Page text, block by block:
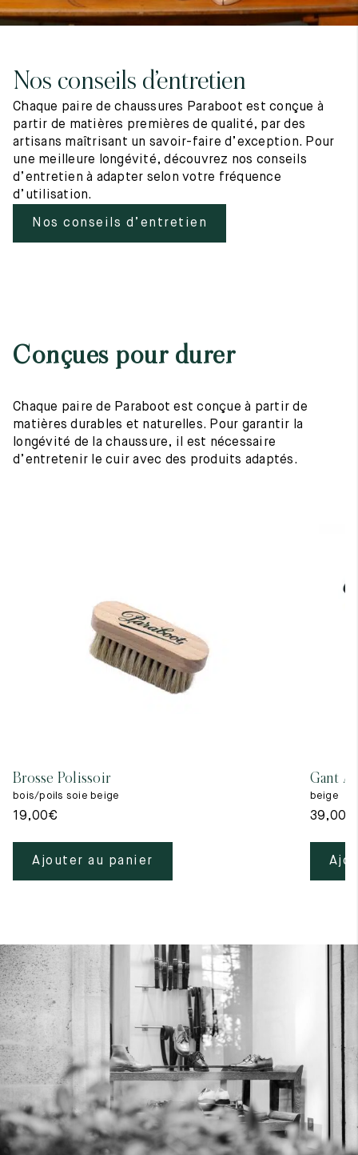
Nos conseils d’entretien
Chaque paire de chaussures Paraboot est conçue à
partir de matières premières de qualité, par des
artisans maîtrisant un savoir-faire d’exception. Pour
une meilleure longévité, découvrez nos conseils
d’entretien à adapter selon votre fréquence
d’utilisation.
Nos conseils d’entretien
Conçues pour durer
Chaque paire de Paraboot est conçue à partir de
matières durables et naturelles. Pour garantir la
longévité de la chaussure, il est nécessaire
d’entretenir le cuir avec des produits adaptés.
Brosse Polissoir
bois/poils soie beige
19,00€
Ajouter au panier
Gant A
beige
39,00